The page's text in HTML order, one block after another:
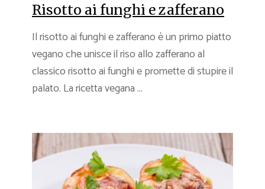
Risotto ai funghi e zafferano
Il risotto ai funghi e zafferano è un primo piatto
vegano che unisce il riso allo zafferano al
classico risotto ai funghi e promette di stupire il
palato. La ricetta vegana ...